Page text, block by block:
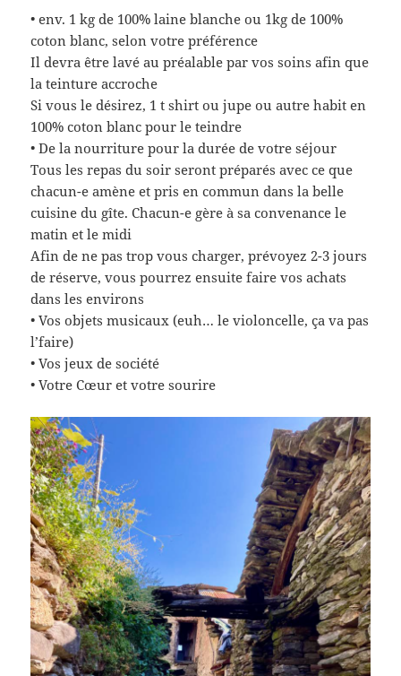
• env. 1 kg de 100% laine blanche ou 1kg de 100%
coton blanc, selon votre préférence
Il devra être lavé au préalable par vos soins afin que
la teinture accroche
Si vous le désirez, 1 t shirt ou jupe ou autre habit en
100% coton blanc pour le teindre
• De la nourriture pour la durée de votre séjour
Tous les repas du soir seront préparés avec ce que
chacun-e amène et pris en commun dans la belle
cuisine du gîte. Chacun-e gère à sa convenance le
matin et le midi
Afin de ne pas trop vous charger, prévoyez 2-3 jours
de réserve, vous pourrez ensuite faire vos achats
dans les environs
• Vos objets musicaux (euh… le violoncelle, ça va pas
l’faire)
• Vos jeux de société
• Votre Cœur et votre sourire